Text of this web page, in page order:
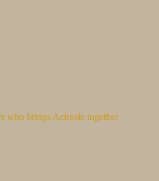
who brings Acireale together